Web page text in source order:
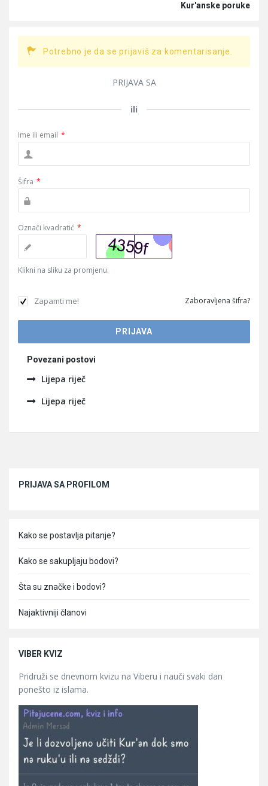
Kur'anske poruke
Potrebno je da se prijaviš za komentarisanje.
PRIJAVA SA
ili
Ime ili email *
Šifra *
Označi kvadratić *
Klikni na sliku za promjenu.
Zapamti me! Zaboravljena šifra?
Povezani postovi
Lijepa riječ
Lijepa riječ
PRIJAVA SA PROFILOM
Kako se postavlja pitanje?
Kako se sakupljaju bodovi?
Šta su značke i bodovi?
Najaktivniji članovi
VIBER KVIZ
Pridruži se dnevnom kvizu na Viberu i nauči svaki dan
ponešto iz islama.